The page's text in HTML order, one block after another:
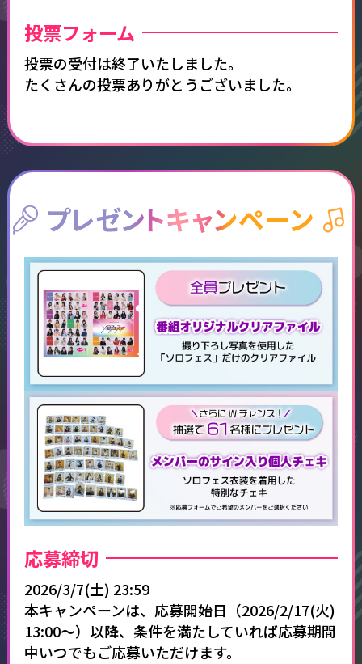
投票フォーム​
投票の受付は終了いたしました。
たくさんの投票ありがとうございました。
応募締切​
2026/3/7(土) 23:59
本キャンペーンは、応募開始日（2026/2/17(火)
13:00～）以降、条件を満たしていれば応募期間
中いつでもご応募いただけます。​